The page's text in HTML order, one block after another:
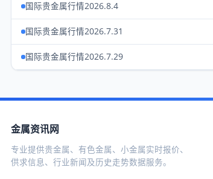
国际贵金属行情2026.8.4
国际贵金属行情2026.7.31
国际贵金属行情2026.7.29
金属资讯网
专业提供贵金属、有色金属、小金属实时报价、
供求信息、行业新闻及历史走势数据服务。